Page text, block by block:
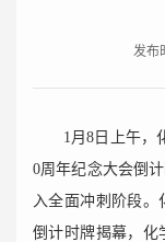
发布
1月8日上午，
0周年纪念大会倒
入全面冲刺阶段
倒计时牌揭幕，化